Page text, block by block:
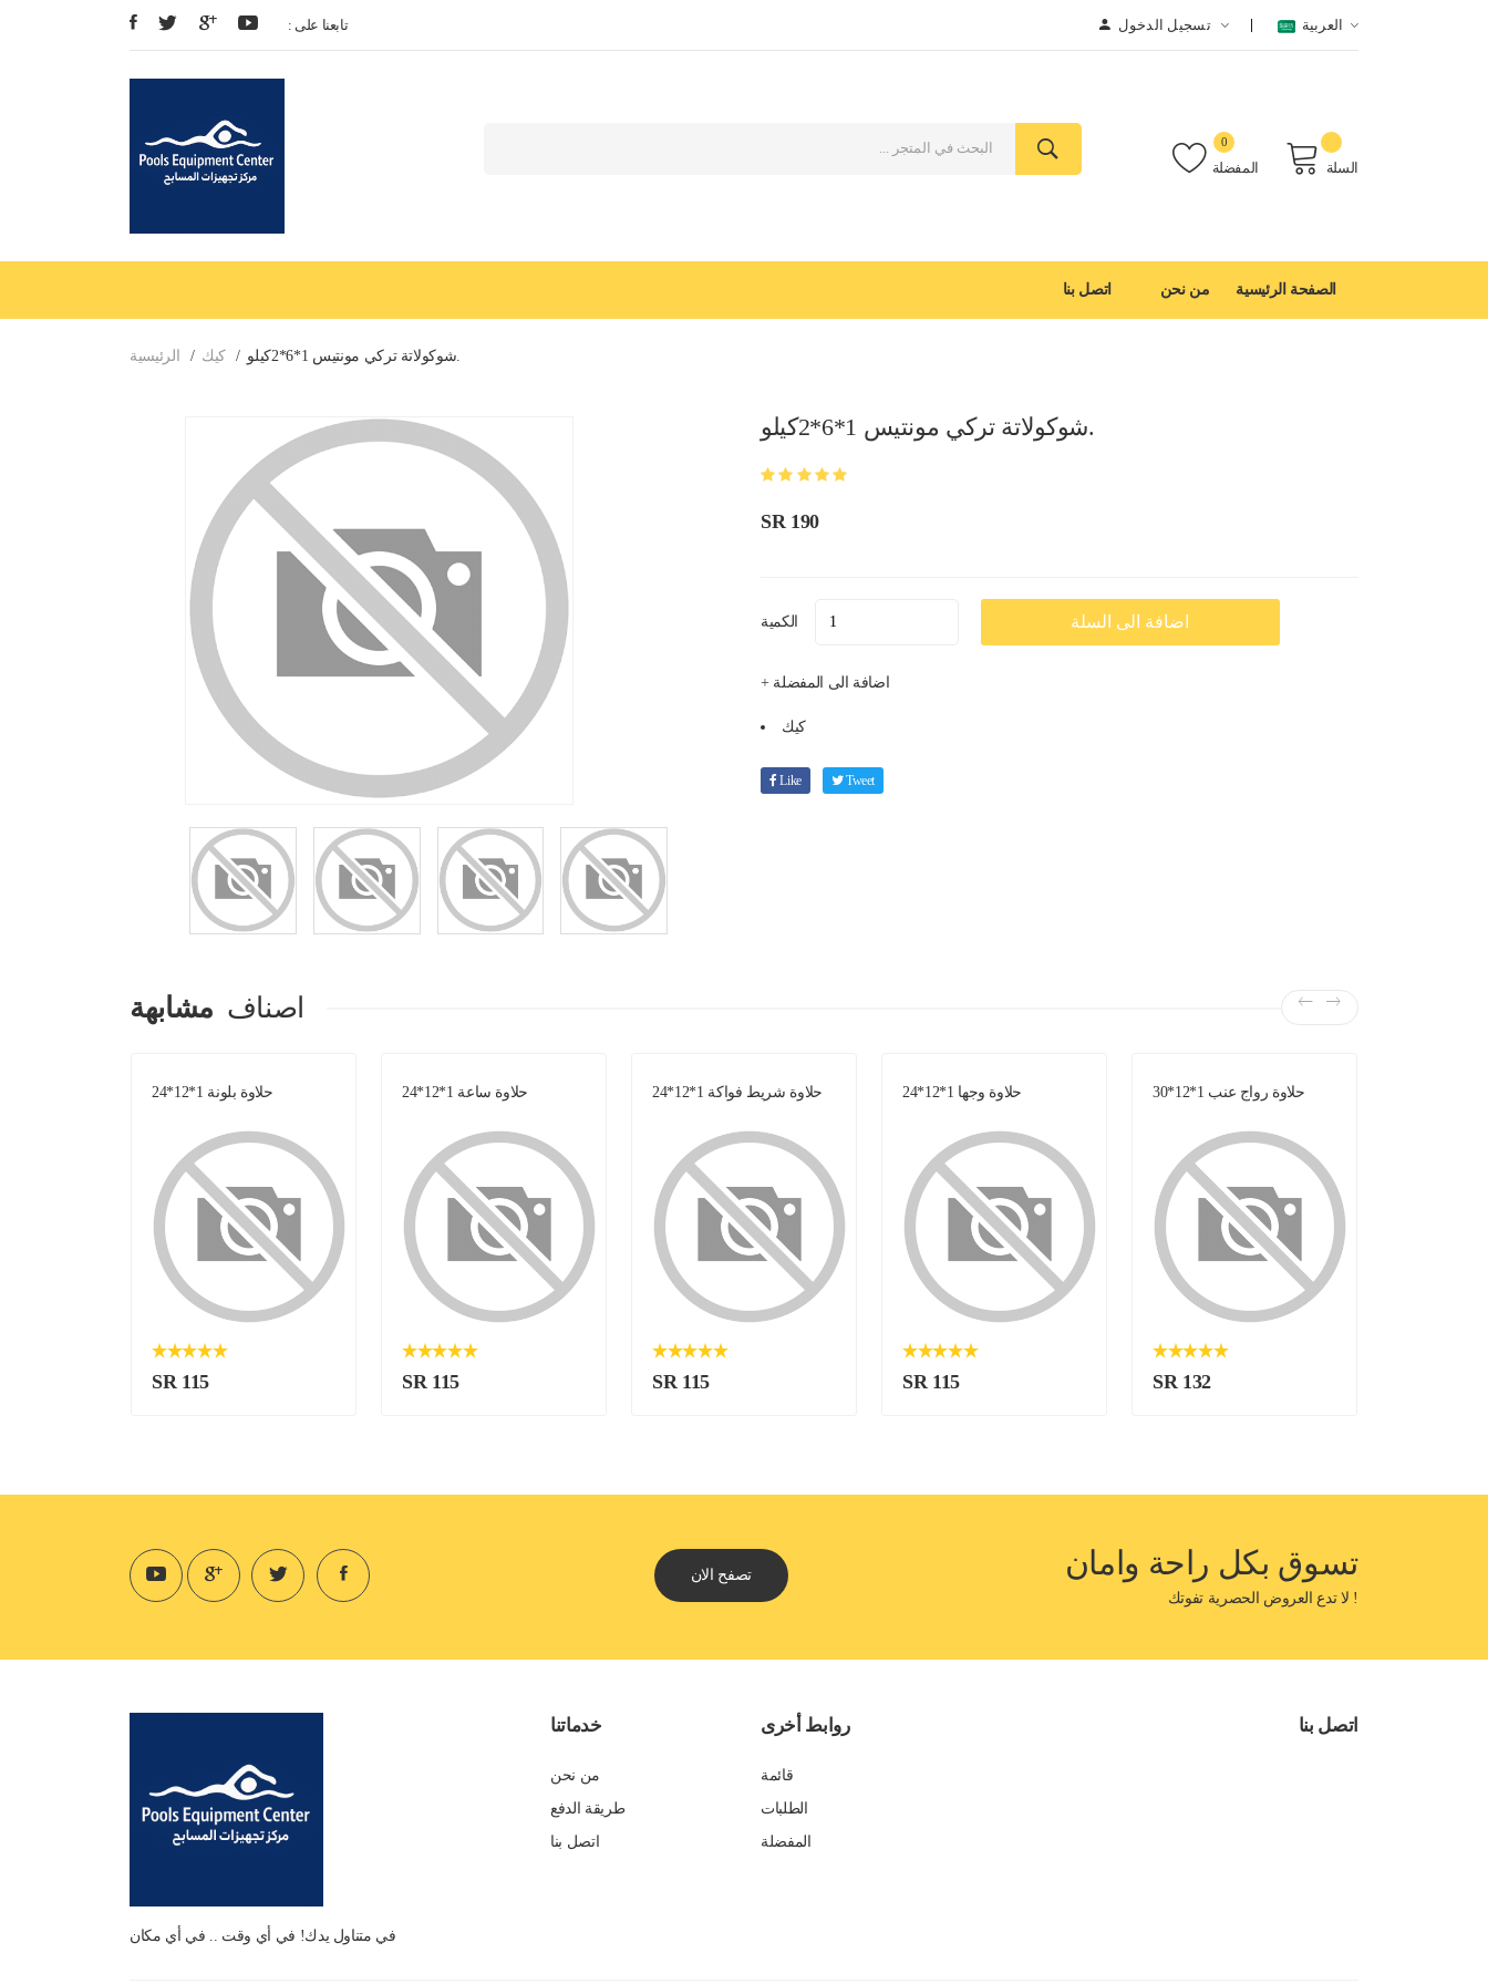
: تابعنا على تسجيل الدخول العربية
المفضلة
0
السلة
الصفحة الرئيسية من نحن اتصل بنا
الرئيسية كيك شوكولاتة تركي مونتيس 1*6*2كيلو.
شوكولاتة تركي مونتيس 1*6*2كيلو.
SR 190
الكمية اضافة الى السلة
+ اضافة الى المفضلة
كيك
Like Tweet
اصناف مشابهة
حلاوة بلونة 1*12*24
SR 115
حلاوة ساعة 1*12*24
SR 115
حلاوة شريط فواكة 1*12*24
SR 115
حلاوة وجها 1*12*24
SR 115
حلاوة رواج عنب 1*12*30
SR 132
تسوق بكل راحة وامان
! لا تدع العروض الحصرية تفوتك
تصفح الان
في متناول يدك! في أي وقت .. في أي مكان
خدماتنا
من نحن
طريقة الدفع
اتصل بنا
روابط أخرى
قائمة
الطلبات
المفضلة
اتصل بنا